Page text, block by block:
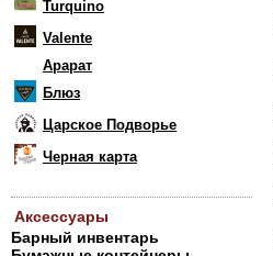
Turquino
Valente
Арарат
Блюз
Царское Подворье
Черная карта
Аксессуары
Барный инвентарь